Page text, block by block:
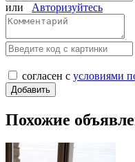
или Авторизуйтесь
согласен с условиями
Похожие